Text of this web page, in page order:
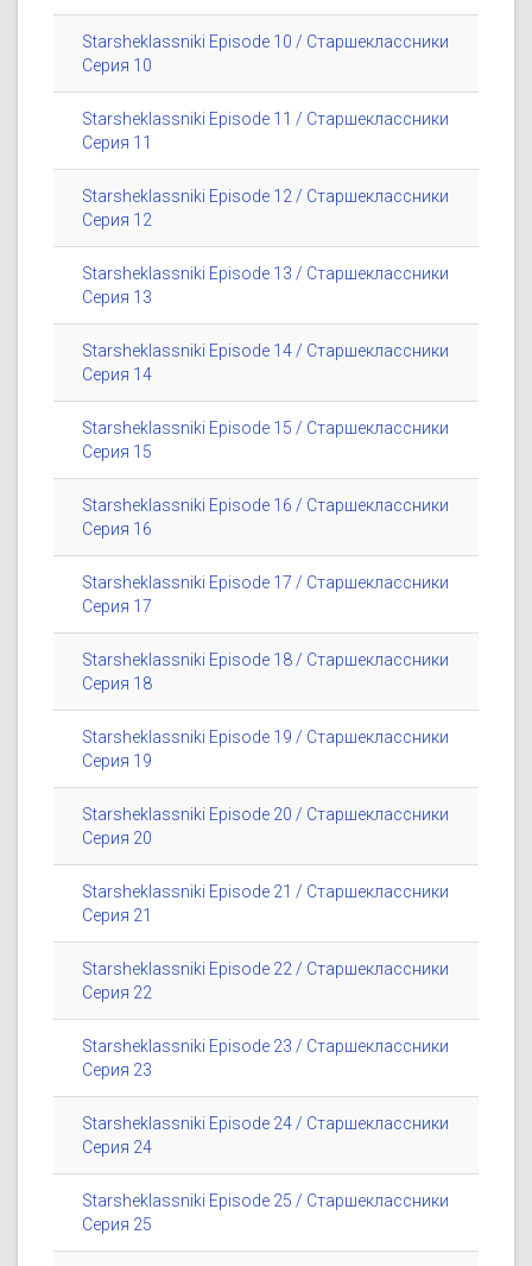
Starsheklassniki Episode 10 / Старшеклассники
Серия 10
Starsheklassniki Episode 11 / Старшеклассники
Серия 11
Starsheklassniki Episode 12 / Старшеклассники
Серия 12
Starsheklassniki Episode 13 / Старшеклассники
Серия 13
Starsheklassniki Episode 14 / Старшеклассники
Серия 14
Starsheklassniki Episode 15 / Старшеклассники
Серия 15
Starsheklassniki Episode 16 / Старшеклассники
Серия 16
Starsheklassniki Episode 17 / Старшеклассники
Серия 17
Starsheklassniki Episode 18 / Старшеклассники
Серия 18
Starsheklassniki Episode 19 / Старшеклассники
Серия 19
Starsheklassniki Episode 20 / Старшеклассники
Серия 20
Starsheklassniki Episode 21 / Старшеклассники
Серия 21
Starsheklassniki Episode 22 / Старшеклассники
Серия 22
Starsheklassniki Episode 23 / Старшеклассники
Серия 23
Starsheklassniki Episode 24 / Старшеклассники
Серия 24
Starsheklassniki Episode 25 / Старшеклассники
Серия 25